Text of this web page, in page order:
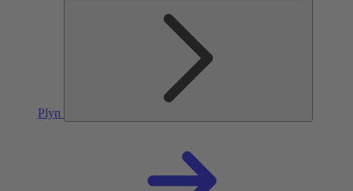
Plyn